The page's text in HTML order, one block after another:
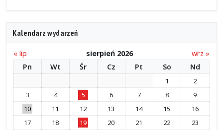
Kalendarz wydarzeń
« lip sierpień 2026
wrz »
Pn
Wt Śr Cz Pt So Nd
1
2
3
4 5 6 7 8
9
10
11 12 13 14 15
16
17
18 19 20 21 22
23